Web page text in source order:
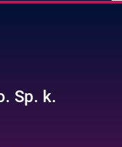
Sp. k.